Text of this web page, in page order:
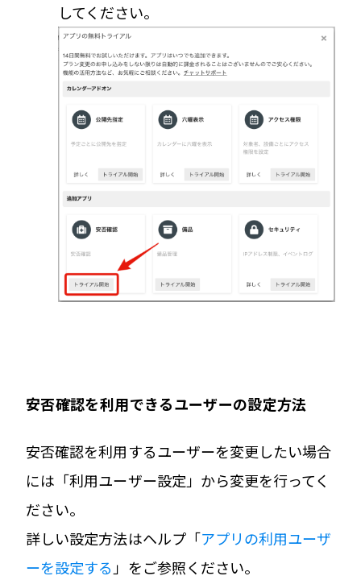
してください。
安否確認を利用できるユーザーの設定方法
安否確認を利用するユーザーを変更したい場合
には「利用ユーザー設定」から変更を行ってく
ださい。
詳しい設定方法はヘルプ「アプリの利用ユーザ
ーを設定する 」をご参照ください。